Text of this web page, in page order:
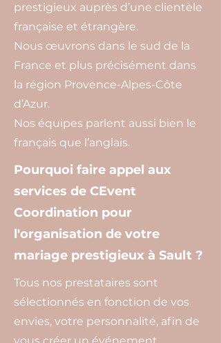
prestigieux auprès d’une clientèle
française et étrangère.
Nous œuvrons dans le sud de la
France et plus précisément dans
la région Provence-Alpes-Côte
d’Azur.
Nos équipes parlent aussi bien le
français que l’anglais.
Pourquoi faire appel aux
services de CEvent
Coordination pour
l'organisation de votre
mariage prestigieux à Sault ?
Tous nos prestataires sont
sélectionnés en fonction de vos
envies, votre personnalité, afin de